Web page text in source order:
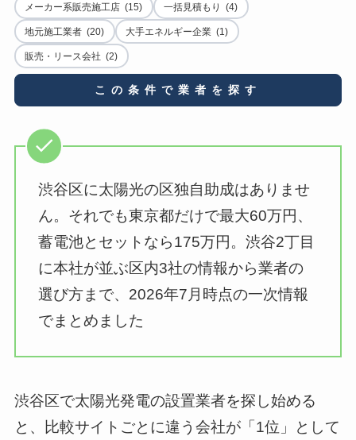
メーカー系販売施工店 (15) 一括見積もり (4)
地元施工業者 (20) 大手エネルギー企業 (1)
販売・リース会社 (2)
この条件で業者を探す
渋谷区に太陽光の区独自助成はありませ
ん。それでも東京都だけで最大60万円、
蓄電池とセットなら175万円。渋谷2丁目
に本社が並ぶ区内3社の情報から業者の
選び方まで、2026年7月時点の一次情報
でまとめました
渋谷区で太陽光発電の設置業者を探し始める
と、比較サイトごとに違う会社が「1位」として